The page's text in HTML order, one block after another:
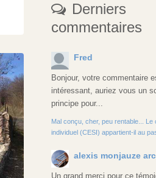
Derniers
commentaires
Fred
Bonjour, votre commentaire
intéressant, auriez vous un
principe pour...
Mal conçu, cher, peu rentable... Le
individuel (CESI) appartient-il au
alexis monjauze
Un grand merci pour ce